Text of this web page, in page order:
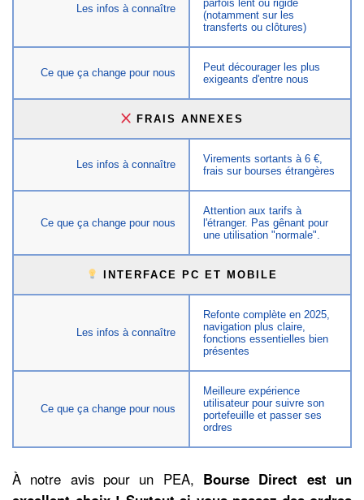
Les infos à connaître
parfois lent ou rigide
(notamment sur les
transferts ou clôtures)
Ce que ça change pour nous
Peut décourager les plus
exigeants d'entre nous
FRAIS ANNEXES
Les infos à connaître
Virements sortants à 6 €,
frais sur bourses étrangères
Ce que ça change pour nous
Attention aux tarifs à
l'étranger. Pas gênant pour
une utilisation "normale".
INTERFACE PC ET MOBILE
Les infos à connaître
Refonte complète en 2025,
navigation plus claire,
fonctions essentielles bien
présentes
Ce que ça change pour nous
Meilleure expérience
utilisateur pour suivre son
portefeuille et passer ses
ordres
À notre avis pour un PEA, Bourse Direct est un